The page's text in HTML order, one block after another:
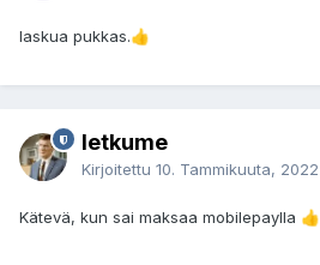
laskua pukkas.👍
letkume
Kirjoitettu 10. Tammikuuta, 2022
Kätevä, kun sai maksaa mobilepaylla 👍